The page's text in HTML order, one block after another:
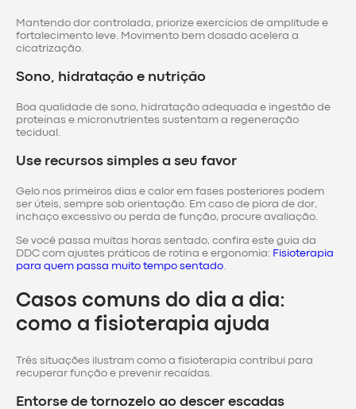
Mantendo dor controlada, priorize exercícios de amplitude e
fortalecimento leve. Movimento bem dosado acelera a
cicatrização.
Sono, hidratação e nutrição
Boa qualidade de sono, hidratação adequada e ingestão de
proteínas e micronutrientes sustentam a regeneração
tecidual.
Use recursos simples a seu favor
Gelo nos primeiros dias e calor em fases posteriores podem
ser úteis, sempre sob orientação. Em caso de piora de dor,
inchaço excessivo ou perda de função, procure avaliação.
Se você passa muitas horas sentado, confira este guia da
DDC com ajustes práticos de rotina e ergonomia: Fisioterapia
para quem passa muito tempo sentado
Casos comuns do dia a dia:
como a fisioterapia ajuda
Três situações ilustram como a fisioterapia contribui para
recuperar função e prevenir recaídas.
Entorse de tornozelo ao descer escadas